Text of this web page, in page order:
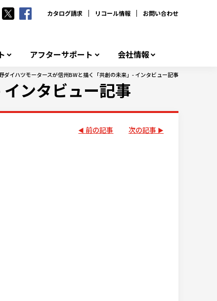
カタログ請求 リコール情報 お問い合わせ
アフターサポート 会社情報
ダイハツモータースが信州BWと描く「共創の未来」- インタビュー記事
ンタビュー記事
前の記事 次の記事